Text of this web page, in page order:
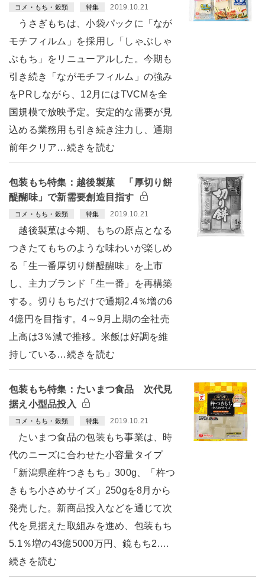
コメ・もち・穀類 特集 2019.10.21
うさぎもちは、小袋パックに「なが
モチフィルム」を採用し「しゃぶしゃ
ぶもち」をリニューアルした。今期も
引き続き「ながモチフィルム」の強み
をPRしながら、12月にはTVCMを全
国規模で放映予定。安定的な需要が見
込める業務用も引き続き注力し、通期
前年クリア…続きを読む
包装もち特集：越後製菓 「厚切り餅
醍醐味」で新需要創造目指す
コメ・もち・穀類 特集 2019.10.21
越後製菓は今期、もちの原点となる
つきたてもちのような味わいが楽しめ
る「生一番厚切り餅醍醐味」を上市
し、主力ブランド「生一番」を再構築
する。切りもちだけで通期2.4％増の6
4億円を目指す。4～9月上期の全社売
上高は3％減で推移。米飯は好調を維
持している…続きを読む
包装もち特集：たいまつ食品 次代見
据え小型品投入
コメ・もち・穀類 特集 2019.10.21
たいまつ食品の包装もち事業は、時
代のニーズに合わせた小容量タイプ
「新潟県産杵つきもち」300g、「杵つ
きもち小さめサイズ」250gを8月から
発売した。新商品投入などを通じて次
代を見据えた取組みを進め、包装もち
5.1％増の43億5000万円、鏡もち2.…
続きを読む